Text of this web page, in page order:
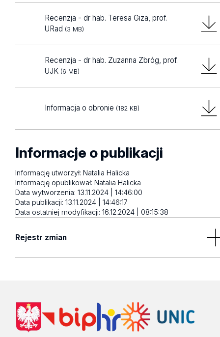
Recenzja - dr hab. Teresa Giza, prof.
URad (3 MB)
Recenzja - dr hab. Zuzanna Zbróg, prof.
UJK (6 MB)
Informacja o obronie (182 KB)
Informacje o publikacji
Informację utworzył:Natalia Halicka
Informację opublikował:Natalia Halicka
Data wytworzenia:13.11.2024 | 14:46:00
Data publikacji:13.11.2024 | 14:46:17
Data ostatniej modyfikacji:16.12.2024 | 08:15:38
Rejestr zmian
09.12.2024 | 08:33:11